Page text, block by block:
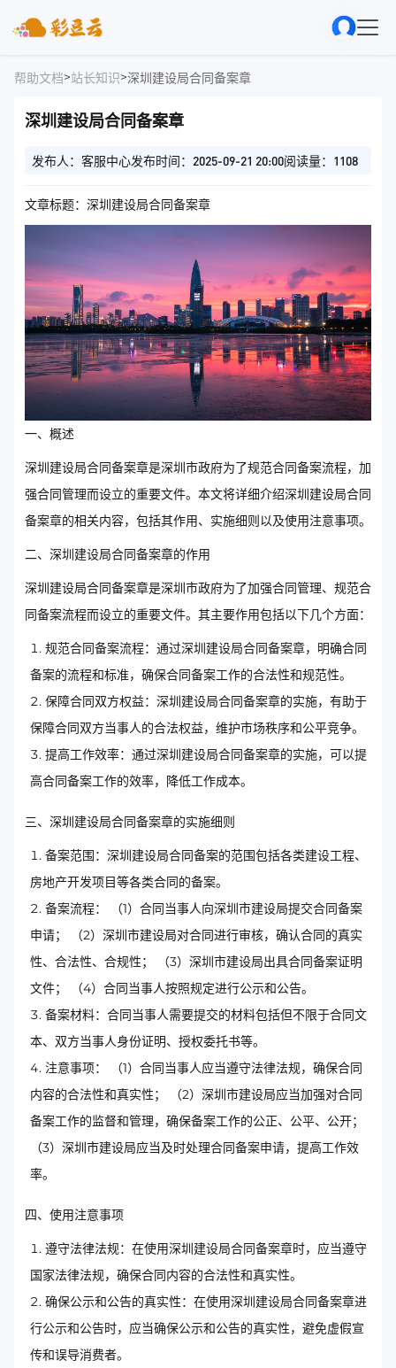
帮助文档>站长知识>深圳建设局合同备案章
深圳建设局合同备案章
发布人：客服中心发布时间：2025-09-21 20:00阅读量：1108
文章标题：深圳建设局合同备案章
一、概述
深圳建设局合同备案章是深圳市政府为了规范合同备案流程，加
强合同管理而设立的重要文件。本文将详细介绍深圳建设局合同
备案章的相关内容，包括其作用、实施细则以及使用注意事项。
二、深圳建设局合同备案章的作用
深圳建设局合同备案章是深圳市政府为了加强合同管理、规范合
同备案流程而设立的重要文件。其主要作用包括以下几个方面：
规范合同备案流程：通过深圳建设局合同备案章，明确合同
备案的流程和标准，确保合同备案工作的合法性和规范性。
保障合同双方权益：深圳建设局合同备案章的实施，有助于
保障合同双方当事人的合法权益，维护市场秩序和公平竞争。
提高工作效率：通过深圳建设局合同备案章的实施，可以提
高合同备案工作的效率，降低工作成本。
三、深圳建设局合同备案章的实施细则
备案范围：深圳建设局合同备案的范围包括各类建设工程、
房地产开发项目等各类合同的备案。
备案流程： （1）合同当事人向深圳市建设局提交合同备案
申请； （2）深圳市建设局对合同进行审核，确认合同的真实
性、合法性、合规性； （3）深圳市建设局出具合同备案证明
文件； （4）合同当事人按照规定进行公示和公告。
备案材料：合同当事人需要提交的材料包括但不限于合同文
本、双方当事人身份证明、授权委托书等。
注意事项： （1）合同当事人应当遵守法律法规，确保合同
内容的合法性和真实性； （2）深圳市建设局应当加强对合同
备案工作的监督和管理，确保备案工作的公正、公平、公开；
（3）深圳市建设局应当及时处理合同备案申请，提高工作效
率。
四、使用注意事项
遵守法律法规：在使用深圳建设局合同备案章时，应当遵守
国家法律法规，确保合同内容的合法性和真实性。
确保公示和公告的真实性：在使用深圳建设局合同备案章进
行公示和公告时，应当确保公示和公告的真实性，避免虚假宣
传和误导消费者。